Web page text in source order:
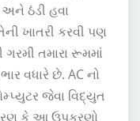
ઠંડી હવા
ખાતરી કરવી પણ
ગરમી તમારા રૂમમાં
વધારે છે. AC નો
જેવા વિદ્યુત
કે આ ઉપકરણો